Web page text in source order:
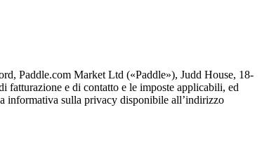
Paddle.com Market Ltd («Paddle»), Judd House, 18-
e di contatto e le imposte applicabili, ed
informativa sulla privacy disponibile all’indirizzo